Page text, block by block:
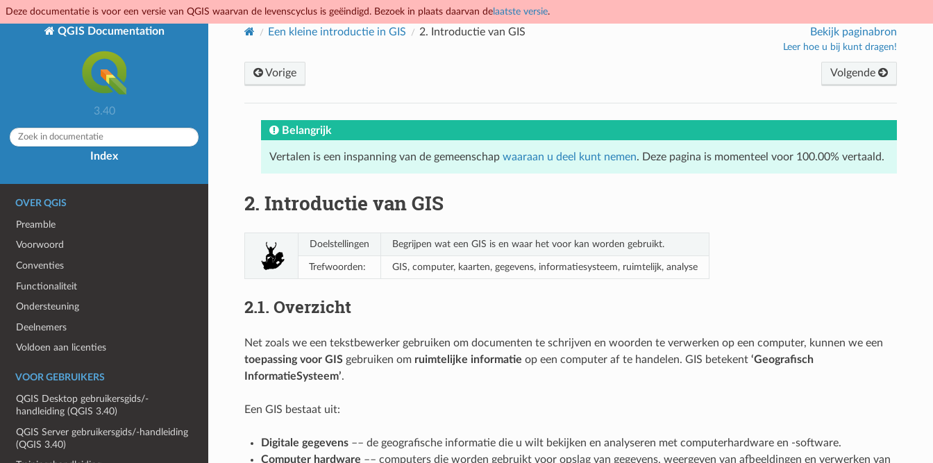
Deze documentatie is voor een versie van QGIS waarvan de levenscyclus is geëindigd. Bezoek in plaats daarvan de laatste versie.
QGIS Documentation
3.40
Index
OVER QGIS
Preamble
Voorwoord
Conventies
Functionaliteit
Ondersteuning
Deelnemers
Voldoen aan licenties
VOOR GEBRUIKERS
QGIS Desktop gebruikersgids/-
handleiding (QGIS 3.40)
QGIS Server gebruikersgids/-handleiding
(QGIS 3.40)
Een kleine introductie in GIS 2. Introductie van GIS Bekijk paginabron
Leer hoe u bij kunt dragen!
Vorige Volgende
Belangrijk
Vertalen is een inspanning van de gemeenschap waaraan u deel kunt nemen. Deze pagina is momenteel voor 100.00% vertaald.
2. Introductie van GIS
Doelstellingen Begrijpen wat een GIS is en waar het voor kan worden gebruikt.
Trefwoorden: GIS, computer, kaarten, gegevens, informatiesysteem, ruimtelijk, analyse
2.1. Overzicht
Net zoals we een tekstbewerker gebruiken om documenten te schrijven en woorden te verwerken op een computer, kunnen we een
toepassing voor GISgebruiken om ruimtelijke informatie op een computer af te handelen. GIS betekent ‘Geografisch
InformatieSysteem’.
Een GIS bestaat uit:
Digitale gegevens–– de geografische informatie die u wilt bekijken en analyseren met computerhardware en -software.
Computer hardware –– computers die worden gebruikt voor opslag van gegevens, weergeven van afbeeldingen en verwerken van